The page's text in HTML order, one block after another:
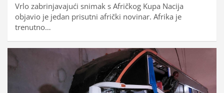
Vrlo zabrinjavajući snimak s Afričkog Kupa Nacija
objavio je jedan prisutni afrički novinar. Afrika je
trenutno…